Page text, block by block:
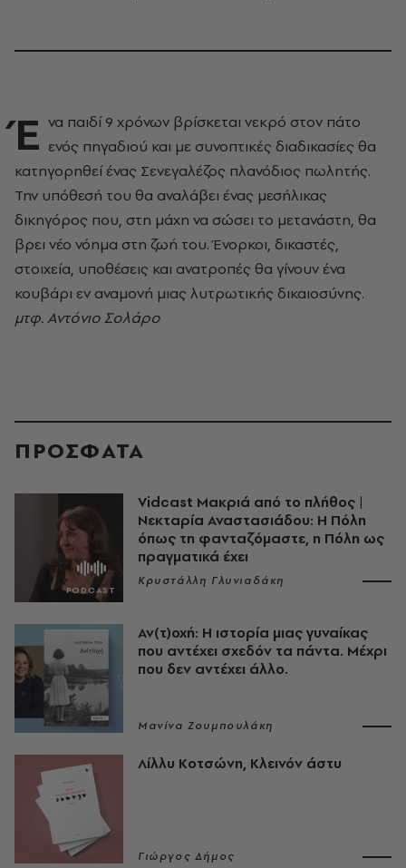
Έ να παιδί 9 χρόνων βρίσκεται νεκρό στον πάτο
ενός πηγαδιού και με συνοπτικές διαδικασίες θα
κατηγορηθεί ένας Σενεγαλέζος πλανόδιος πωλητής.
Την υπόθεσή του θα αναλάβει ένας μεσήλικας
δικηγόρος που, στη μάχη να σώσει το μετανάστη, θα
βρει νέο νόημα στη ζωή του. Ένορκοι, δικαστές,
στοιχεία, υποθέσεις και ανατροπές θα γίνουν ένα
κουβάρι εν αναμονή μιας λυτρωτικής δικαιοσύνης.
μτφ. Αντόνιο Σολάρο
ΠΡΟΣΦΑΤΑ
Vidcast Μακριά από το πλήθος |
Νεκταρία Αναστασιάδου: Η Πόλη
όπως τη φανταζόμαστε, η Πόλη ως
πραγματικά έχει
Κρυστάλλη Γλυνιαδάκη
Αν(τ)οχή: Η ιστορία μιας γυναίκας
που αντέχει σχεδόν τα πάντα. Μέχρι
που δεν αντέχει άλλο.
Μανίνα Ζουμπουλάκη
Λίλλυ Κοτσώνη, Κλεινόν άστυ
Γιώργος Δήμος